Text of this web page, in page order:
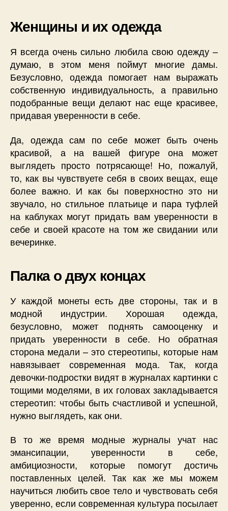
Женщины и их одежда
Я всегда очень сильно любила свою одежду –
думаю, в этом меня поймут многие дамы.
Безусловно, одежда помогает нам выражать
собственную индивидуальность, а правильно
подобранные вещи делают нас еще красивее,
придавая уверенности в себе.
Да, одежда сам по себе может быть очень
красивой, а на вашей фигуре она может
выглядеть просто потрясающе! Но, пожалуй,
то, как вы чувствуете себя в своих вещах, еще
более важно. И как бы поверхностно это ни
звучало, но стильное платьице и пара туфлей
на каблуках могут придать вам уверенности в
себе и своей красоте на том же свидании или
вечеринке.
Палка о двух концах
У каждой монеты есть две стороны, так и в
модной индустрии. Хорошая одежда,
безусловно, может поднять самооценку и
придать уверенности в себе. Но обратная
сторона медали – это стереотипы, которые нам
навязывает современная мода. Так, когда
девочки-подростки видят в журналах картинки с
тощими моделями, в их головах закладывается
стереотип: чтобы быть счастливой и успешной,
нужно выглядеть, как они.
В то же время модные журналы учат нас
эмансипации, уверенности в себе,
амбициозности, которые помогут достичь
поставленных целей. Так как же мы можем
научиться любить свое тело и чувствовать себя
уверенно, если современная культура посылает